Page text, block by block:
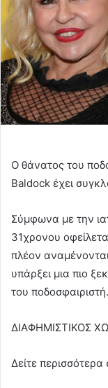
Ο θάνατος του
Baldock έχει
Σύμφωνα με την
31χρονου
πλέον αναμένονται
υπάρξει μια πιο
του ποδοσφαιριστή.
ΔΙΑΦΗΜΙΣΤΙΚΟΣ
Δείτε περισσότερα